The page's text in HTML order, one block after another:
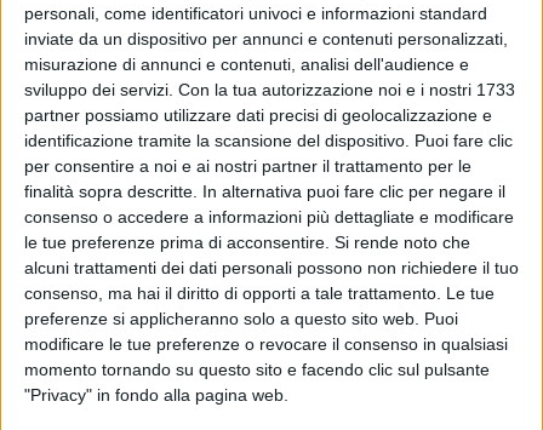
personali, come identificatori univoci e informazioni standard
inviate da un dispositivo per annunci e contenuti personalizzati,
misurazione di annunci e contenuti, analisi dell'audience e
sviluppo dei servizi. Con la tua autorizzazione noi e i nostri 1733
partner possiamo utilizzare dati precisi di geolocalizzazione e
identificazione tramite la scansione del dispositivo. Puoi fare clic
per consentire a noi e ai nostri partner il trattamento per le
finalità sopra descritte. In alternativa puoi fare clic per negare il
consenso o accedere a informazioni più dettagliate e modificare
le tue preferenze prima di acconsentire. Si rende noto che
alcuni trattamenti dei dati personali possono non richiedere il tuo
consenso, ma hai il diritto di opporti a tale trattamento. Le tue
preferenze si applicheranno solo a questo sito web. Puoi
modificare le tue preferenze o revocare il consenso in qualsiasi
momento tornando su questo sito e facendo clic sul pulsante
"Privacy" in fondo alla pagina web.
Blanco e non solo: l’ultima classifica FIMI
tra conferme e novità
Blu celeste
” di Blanco alla terza settimana di fila in
vetta. Carmen Consoli 2° (ma prima fra i vinili) con
“Volevo fare la rockstar ”. Il successo annunciato della
nuova canzone di Fedez “Meglio del cinema”
diAndrea Daz